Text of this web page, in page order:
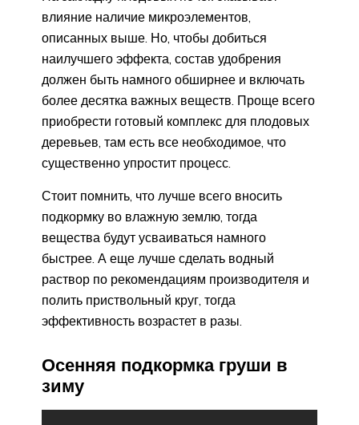
влияние наличие микроэлементов,
описанных выше. Но, чтобы добиться
наилучшего эффекта, состав удобрения
должен быть намного обширнее и включать
более десятка важных веществ. Проще всего
приобрести готовый комплекс для плодовых
деревьев, там есть все необходимое, что
существенно упростит процесс.
Стоит помнить, что лучше всего вносить
подкормку во влажную землю, тогда
вещества будут усваиваться намного
быстрее. А еще лучше сделать водный
раствор по рекомендациям производителя и
полить приствольный круг, тогда
эффективность возрастет в разы.
Осенняя подкормка груши в
зиму